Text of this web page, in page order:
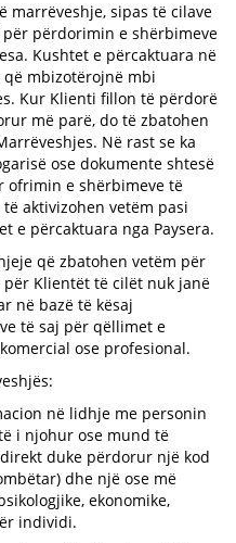
marrëveshje, sipas të cilave
përdorimin e shërbimeve
Kushtet e përcaktuara në
mbizotërojnë mbi
Kur Klienti fillon të përdorë
më parë, do të zbatohen
Në rast se ka
ose dokumente shtesë
ofrimin e shërbimeve të
aktivizohen vetëm pasi
e përcaktuara nga Paysera.
që zbatohen vetëm për
Klientët të cilët nuk janë
në bazë të kësaj
të saj për qëllimet e
ose profesional.
në lidhje me personin
i njohur ose mund të
duke përdorur një kod
dhe një ose më
ekonomike,
individi.